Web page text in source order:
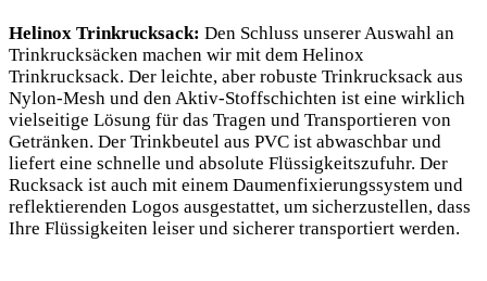
Helinox Trinkrucksack: Den Schluss unserer Auswahl an
Trinkrucksäcken machen ⁣wir mit dem Helinox
Trinkrucksack. Der ‍leichte,⁤ aber robuste ‌Trinkrucksack aus
Nylon-Mesh und den Aktiv-Stoffschichten ist ⁣eine wirklich
vielseitige Lösung für das Tragen⁣ und Transportieren von
Getränken. ⁢Der ‍Trinkbeutel aus​ PVC ist abwaschbar und
liefert ⁢eine schnelle⁤ und‌ absolute Flüssigkeitszufuhr. Der⁤
Rucksack ist auch mit einem Daumenfixierungssystem und
reflektierenden Logos ausgestattet, um ⁣sicherzustellen, dass
Ihre Flüssigkeiten​ leiser und sicherer transportiert werden.